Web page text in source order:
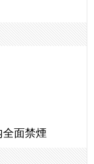
面禁煙